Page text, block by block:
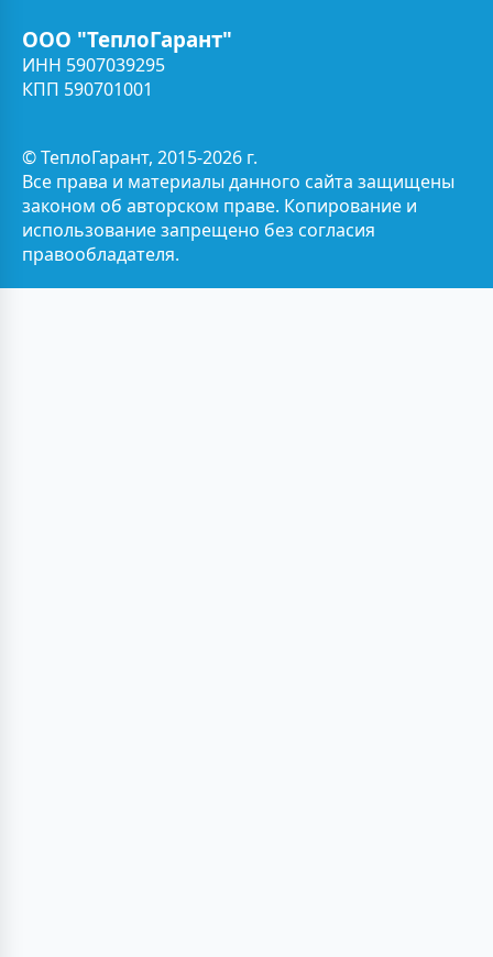
ООО "ТеплоГарант"
ИНН 5907039295
КПП 590701001
© ТеплоГарант, 2015-2026 г.
Все права и материалы данного сайта защищены
законом об авторском праве. Копирование и
использование запрещено без согласия
правообладателя.